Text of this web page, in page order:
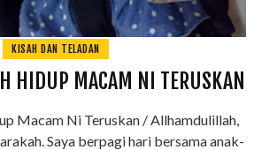
KISAH DAN TELADAN
HIDUP MACAM NI TERUSKAN
Macam Ni Teruskan / Allhamdulillah,
Saya berpagi hari bersama anak-